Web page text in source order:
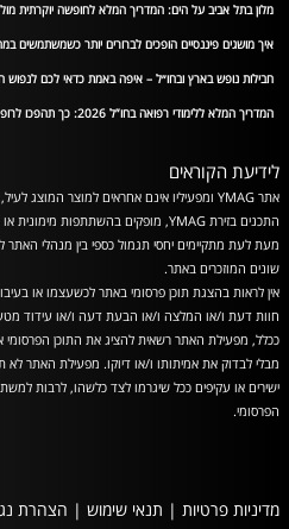
מלון בתל אביב על הים: המדריך המלא לחופשה יוקרתית
איך מושגים פיננסיים הופכים לברורים יותר כשמשתמשים
חבילות נופש בארץ ובחו״ל – איפה באמת כדאי לכם לנפוש
המדריך המלא ללימודי רפואה בחו”ל 2026: כך תהפכו לרופאים במסלול הבטוח ביותר
לידיעת הקוראים
אתר YMAG ומפעיליו אינם אחראים למוצר המוצג לעיל, רכישתו ו/או כל שימוש בנוגע אליו.
התכנים בזירת YMAG, מופקים בהשתתפות מימונית או מטעם המפרסמים, שמוזכרים במסגרתם.
מעת לעת מתקיימים יחסי תגמול כספי בין מנהלי האתר
שונים המוזכרים באתר.
אין לראות בהצגת תוכן פרסומי באתר לכשעצמו או
חוות דעת ו/או המלצה ו/או הבעת דעה ו/או עידוד
מבלי לבדוק את אמיתותו ו/או דיוקו. מפעילת האתר לא
ישירים או עקיפים ככל שיגרמו לצד כלשהו, לרבות
הפרסומי.
מדיניות פרטיות | תנאי שימוש | הצהרת